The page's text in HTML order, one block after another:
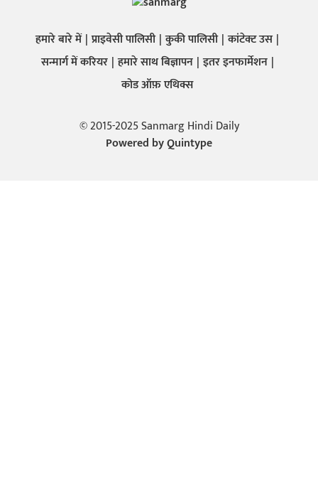
हमारे बारे में प्राइवेसी पालिसी कुकी पालिसी कांटेक्ट उस
सन्मार्ग में करियर हमारे साथ बिज्ञापन इतर इनफार्मेशन
कोड ऑफ़ एथिक्स
© 2015-2025 Sanmarg Hindi Daily
Powered byQuintype